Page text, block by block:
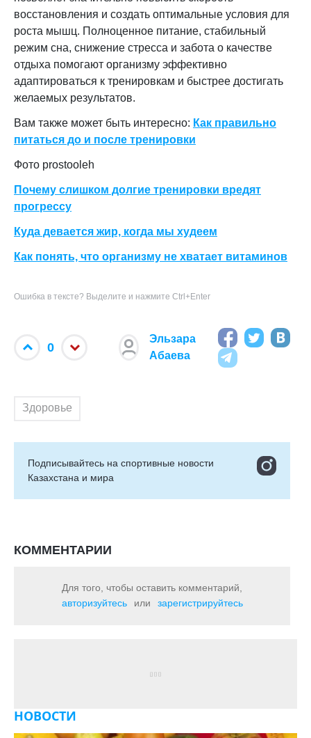
восстановления и создать оптимальные условия для
роста мышц. Полноценное питание, стабильный
режим сна, снижение стресса и забота о качестве
отдыха помогают организму эффективно
адаптироваться к тренировкам и быстрее достигать
желаемых результатов.
Вам также может быть интересно: Как правильно
питаться до и после тренировки
Фото prostooleh
Почему слишком долгие тренировки вредят
прогрессу
Куда девается жир, когда мы худеем
Как понять, что организму не хватает витаминов
Ошибка в тексте? Выделите и нажмите Ctrl+Enter
0
Эльзара
Абаева
Здоровье
Подписывайтесь на cпортивные новости
Казахстана и мира
КОММЕНТАРИИ
Для того, чтобы оставить комментарий,
авторизуйтесь
или зарегистрируйтесь
НОВОСТИ